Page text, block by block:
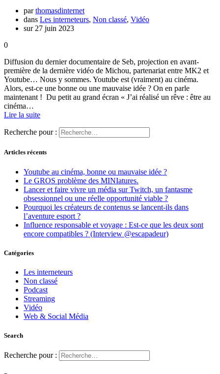
parthomasdinternet
dans Les interneteurs, Non classé, Vidéo
sur 27 juin 2023
0
Diffusion du dernier documentaire de Seb, projection en avant-
première de la dernière vidéo de Michou, partenariat entre MK2 et
Youtube… Nous y sommes. Youtube est (vraiment) au cinéma.
Alors, est-ce une bonne ou une mauvaise idée ? On en parle
maintenant ! Du petit au grand écran « J’ai réalisé un rêve : être au
cinéma…
Lire la suite
Recherche pour :
Articles récents
Youtube au cinéma, bonne ou mauvaise idée ?
Le GROS problème des MINIatures.
Lancer et faire vivre un média sur Twitch, un fantasme
obsessionnel ou une réelle opportunité viable ?
Pourquoi les créateurs de contenus se lancent-ils dans
l’aventure esport ?
Influence responsable et voyage : Est-ce que les deux sont
encore compatibles ? (Interview @escapadeur)
Catégories
Les interneteurs
Non classé
Podcast
Streaming
Vidéo
Web & Social Média
Search
Recherche pour :